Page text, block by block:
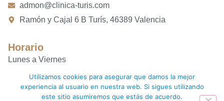
admon@clinica-turis.com
Ramón y Cajal 6 B Turís, 46389 Valencia
Horario
Lunes a Viernes
16:00 PM – 20:00 PM
Utilizamos cookies para asegurar que damos la mejor
experiencia al usuario en nuestra web. Si sigues utilizando
este sitio asumiremos que estás de acuerdo.